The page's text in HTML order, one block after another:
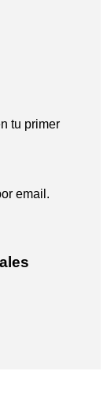
tu primer
email.